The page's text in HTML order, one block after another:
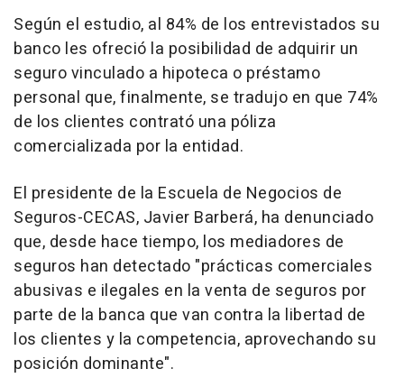
Según el estudio, al 84% de los entrevistados su
banco les ofreció la posibilidad de adquirir un
seguro vinculado a hipoteca o préstamo
personal que, finalmente, se tradujo en que 74%
de los clientes contrató una póliza
comercializada por la entidad.
El presidente de la Escuela de Negocios de
Seguros-CECAS, Javier Barberá, ha denunciado
que, desde hace tiempo, los mediadores de
seguros han detectado "prácticas comerciales
abusivas e ilegales en la venta de seguros por
parte de la banca que van contra la libertad de
los clientes y la competencia, aprovechando su
posición dominante".